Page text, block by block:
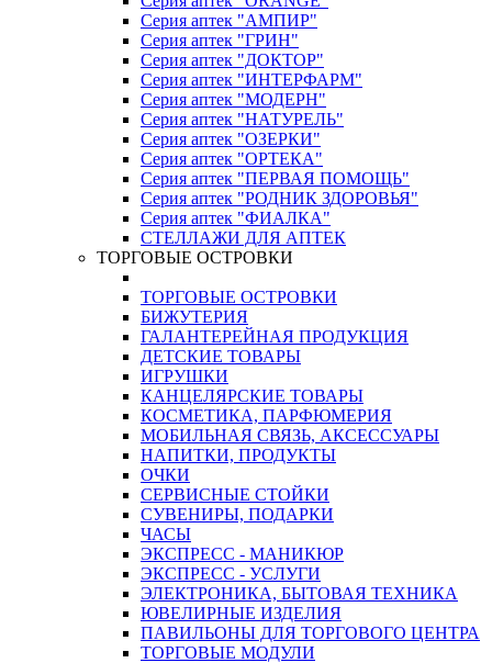
Серия аптек "АМПИР"
Серия аптек "ГРИН"
Серия аптек "ДОКТОР"
Серия аптек "ИНТЕРФАРМ"
Серия аптек "МОДЕРН"
Серия аптек "НАТУРЕЛЬ"
Серия аптек "ОЗЕРКИ"
Серия аптек "ОРТЕКА"
Серия аптек "ПЕРВАЯ ПОМОЩЬ"
Серия аптек "РОДНИК ЗДОРОВЬЯ"
Серия аптек "ФИАЛКА"
СТЕЛЛАЖИ ДЛЯ АПТЕК
ТОРГОВЫЕ ОСТРОВКИ
ТОРГОВЫЕ ОСТРОВКИ
БИЖУТЕРИЯ
ГАЛАНТЕРЕЙНАЯ ПРОДУКЦИЯ
ДЕТСКИЕ ТОВАРЫ
ИГРУШКИ
КАНЦЕЛЯРСКИЕ ТОВАРЫ
КОСМЕТИКА, ПАРФЮМЕРИЯ
МОБИЛЬНАЯ СВЯЗЬ, АКСЕССУАРЫ
НАПИТКИ, ПРОДУКТЫ
ОЧКИ
СЕРВИСНЫЕ СТОЙКИ
СУВЕНИРЫ, ПОДАРКИ
ЧАСЫ
ЭКСПРЕСС - МАНИКЮР
ЭКСПРЕСС - УСЛУГИ
ЭЛЕКТРОНИКА, БЫТОВАЯ ТЕХНИКА
ЮВЕЛИРНЫЕ ИЗДЕЛИЯ
ПАВИЛЬОНЫ ДЛЯ ТОРГОВОГО ЦЕНТРА
ТОРГОВЫЕ МОДУЛИ